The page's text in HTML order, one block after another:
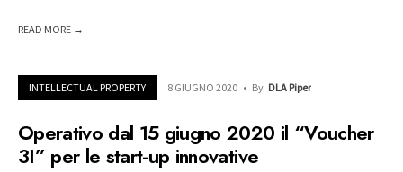
READ MORE →
INTELLECTUAL PROPERTY 8 GIUGNO 2020 • By DLA Piper
Operativo dal 15 giugno 2020 il “Voucher
3I” per le start-up innovative